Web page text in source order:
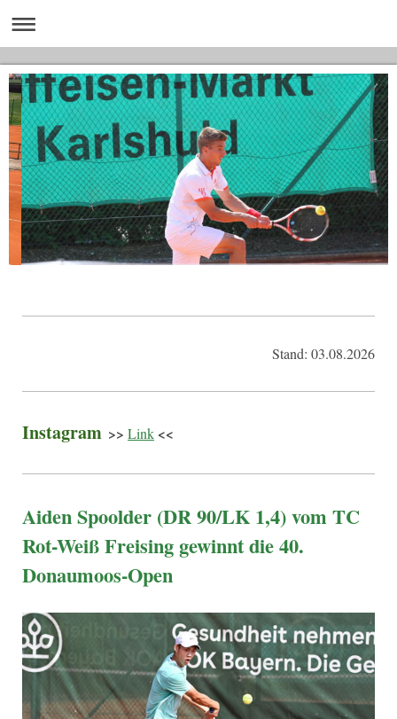
Stand: 03.08.2026
Instagram >> Link <<
Aiden Spoolder (DR 90/LK 1,4) vom TC
Rot-Weiß Freising gewinnt die 40.
Donaumoos-Open